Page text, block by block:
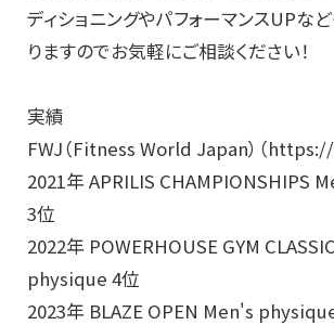
ディショニングやパフォーマンスUPな
りますのでお気軽にご相談ください！
実績
FWJ（Fitness World Japan）（
2021年 APRILIS CHAMPIONSHIPS
3位
2022年 POWERHOUSE GYM
physique 4位
2023年 BLAZE OPEN Men's